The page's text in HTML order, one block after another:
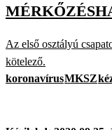
Az első osztályú
kötelező.
koronavírusMKSZ